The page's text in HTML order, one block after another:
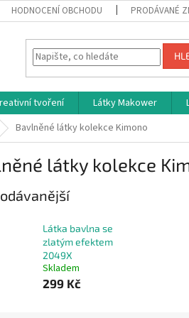
HODNOCENÍ OBCHODU PRODÁVANÉ
tvoření Látky Makower
Bavlněné látky kolekce Kimono
látky kolekce
Látka bavlna se
zlatým efektem
2049X
Skladem
299 Kč